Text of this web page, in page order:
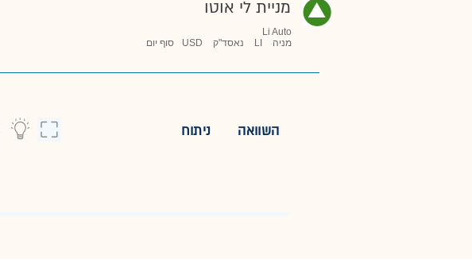
מניית לי אוטו
Li Auto
מניה
LI נאסד"ק USD סוף יום
השוואה ניתוח